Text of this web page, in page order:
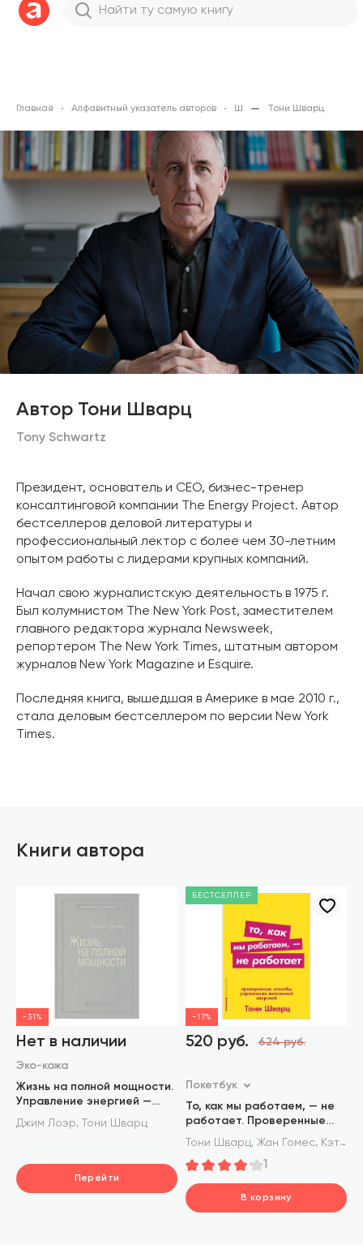
Главная Алфавитный указатель авторов Ш Тони Шварц
Автор Тони Шварц
Tony Schwartz
Президент, основатель и CEO, бизнес-тренер
консалтинговой компании The Energy Project. Автор
бестселлеров деловой литературы и
профессиональный лектор с более чем 30-летним
опытом работы с лидерами крупных компаний.
Начал свою журналистскую деятельность в 1975 г.
Был колумнистом The New York Post, заместителем
главного редактора журнала Newsweek,
репортером The New York Times, штатным автором
журналов New York Magazine и Esquire.
Последняя книга, вышедшая в Америке в мае 2010 г.,
стала деловым бестселлером по версии New York
Times.
Книги автора
-31%
Нет в наличии
Эко-кожа
Жизнь на полной мощности.
Управление энергией —
ключ к высокой
эффективности, здоровью,
Джим Лоэр, Тони Шварц
Перейти
БЕСТСЕЛЛЕР
-17%
520 руб. 624 руб.
Покетбук
То, как мы работаем, — не
работает. Проверенные
способы управления
жизненной энергией
Тони Шварц, Жан Гомес, Кэтрин Маккарти
1
В корзину